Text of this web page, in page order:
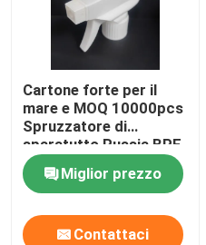
Cartone forte per il
mare e MOQ 10000pcs
Spruzzatore di
sparatutto Russia BPF
Chiusura
Miglior prezzo
Contattaci